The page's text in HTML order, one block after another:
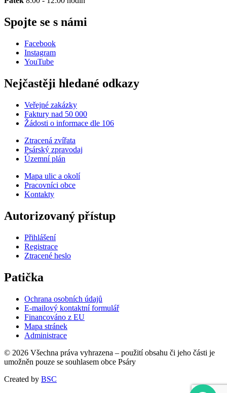
Spojte se s námi
Facebook
Instagram
YouTube
Nejčastěji hledané odkazy
Veřejné zakázky
Faktury nad 50 000
Žádosti o informace dle 106
Ztracená zvířata
Psárský zpravodaj
Územní plán
Mapa ulic a okolí
Pracovníci obce
Kontakty
Autorizovaný přístup
Přihlášení
Registrace
Ztracené heslo
Patička
Ochrana osobních údajů
E-mailový kontaktní formulář
Financováno z EU
Mapa stránek
Administrace
© 2026 Všechna práva vyhrazena – použití obsahu či jeho části je
umožněn pouze se souhlasem obce Psáry
Created by BSC